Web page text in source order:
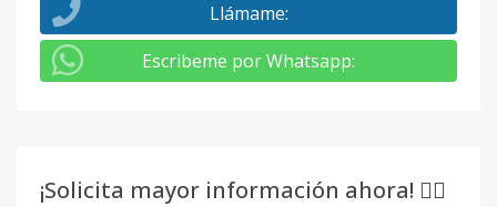
Llámame:
Escribeme por Whatsapp:
¡Solicita mayor información ahora! 👇🏽